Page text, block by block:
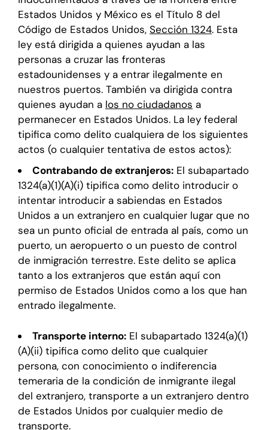
Estados Unidos y México es el Título 8 del
Código de Estados Unidos, Sección 1324. Esta
ley está dirigida a quienes ayudan a las
personas a cruzar las fronteras
estadounidenses y a entrar ilegalmente en
nuestros puertos. También va dirigida contra
quienes ayudan a los no ciudadanos a
permanecer en Estados Unidos. La ley federal
tipifica como delito cualquiera de los siguientes
actos (o cualquier tentativa de estos actos):
Contrabando de extranjeros: El subapartado
1324(a)(1)(A)(i) tipifica como delito introducir o
intentar introducir a sabiendas en Estados
Unidos a un extranjero en cualquier lugar que no
sea un punto oficial de entrada al país, como un
puerto, un aeropuerto o un puesto de control
de inmigración terrestre. Este delito se aplica
tanto a los extranjeros que están aquí con
permiso de Estados Unidos como a los que han
entrado ilegalmente.
Transporte interno: El subapartado 1324(a)(1)
(A)(ii) tipifica como delito que cualquier
persona, con conocimiento o indiferencia
temeraria de la condición de inmigrante ilegal
del extranjero, transporte a un extranjero dentro
de Estados Unidos por cualquier medio de
transporte.